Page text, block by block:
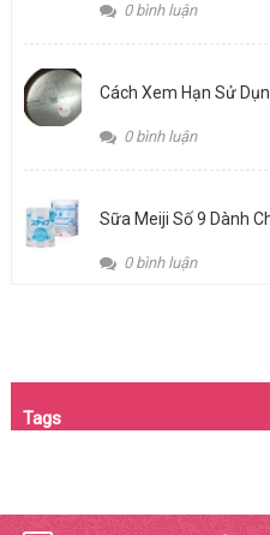
0 bình luận
0 bình luận
0 bình luận
Tags